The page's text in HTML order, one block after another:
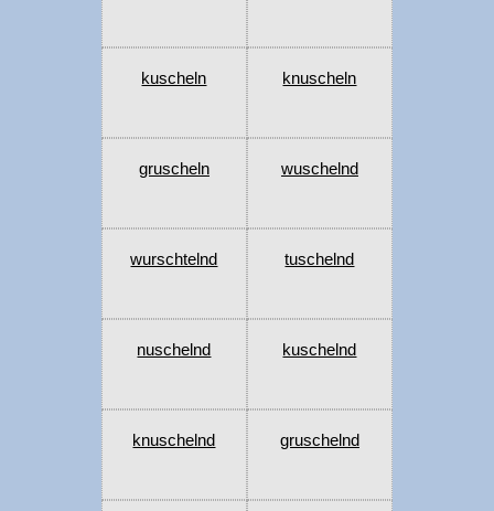
kuscheln knuscheln
gruscheln wuschelnd
wurschtelnd tuschelnd
nuschelnd kuschelnd
knuschelnd gruschelnd